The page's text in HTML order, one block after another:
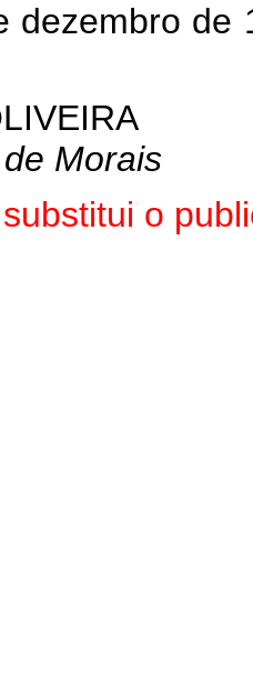
dezembro de
Morais
o